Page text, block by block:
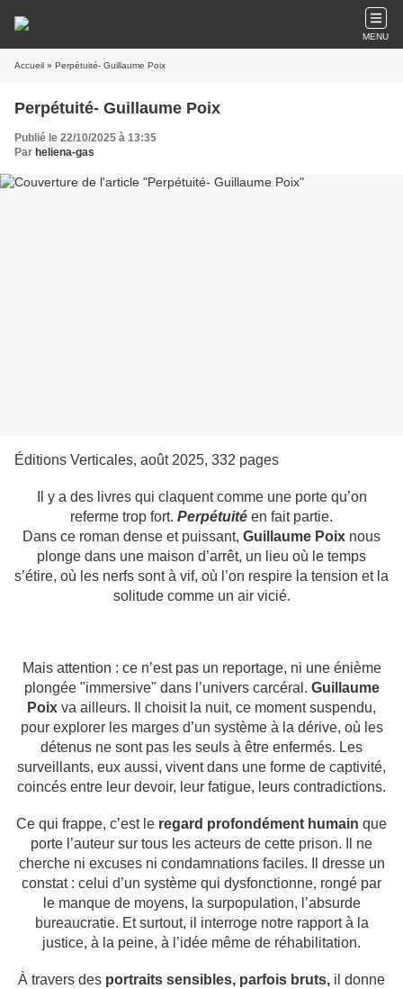
MENU
Accueil » Perpétuité- Guillaume Poix
Perpétuité- Guillaume Poix
Publié le 22/10/2025 à 13:35
Par heliena-gas
Éditions Verticales, août 2025, 332 pages
Il y a des livres qui claquent comme une porte qu’on
referme trop fort. Perpétuité en fait partie.
Dans ce roman dense et puissant, Guillaume Poix nous
plonge dans une maison d’arrêt, un lieu où le temps
s’étire, où les nerfs sont à vif, où l’on respire la tension et la
solitude comme un air vicié.
Mais attention : ce n’est pas un reportage, ni une énième
plongée "immersive" dans l’univers carcéral. Guillaume
Poix va ailleurs. Il choisit la nuit, ce moment suspendu,
pour explorer les marges d’un système à la dérive, où les
détenus ne sont pas les seuls à être enfermés. Les
surveillants, eux aussi, vivent dans une forme de captivité,
coincés entre leur devoir, leur fatigue, leurs contradictions.
Ce qui frappe, c’est le regard profondément humain que
porte l’auteur sur tous les acteurs de cette prison. Il ne
cherche ni excuses ni condamnations faciles. Il dresse un
constat : celui d’un système qui dysfonctionne, rongé par
le manque de moyens, la surpopulation, l’absurde
bureaucratie. Et surtout, il interroge notre rapport à la
justice, à la peine, à l’idée même de réhabilitation.
À travers des portraits sensibles, parfois bruts, il donne